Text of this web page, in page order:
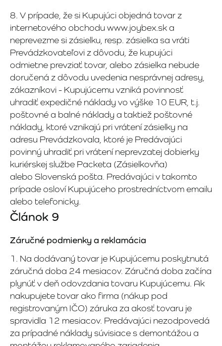
8. V prípade, že si Kupujúci objedná tovar z
internetového obchodu www.joybex.sk a
neprevezme si zásielku, resp. zásielka sa vráti
Prevádzkovateľovi z dôvodu, že kupujúci
odmietne prevziať tovar, alebo zásielka nebude
doručená z dôvodu uvedenia nesprávnej adresy,
zákazníkovi - Kupujúcemu vzniká povinnosť
uhradiť expedičné náklady vo výške 10 EUR, t.j.
poštovné a balné náklady a taktiež poštovné
náklady, ktoré vznikajú pri vrátení zásielky na
adresu Prevádzkovala, ktoré je Predávajúci
povinný uhradiť pri vrátení neprevzatej dobierky
kuriérskej službe Packeta (Zásielkovňa)
alebo Slovenská pošta. Predávajúci v takomto
prípade osloví Kupujúceho prostredníctvom emailu
alebo telefonicky.
Článok 9
Záručné podmienky a reklamácia
1. Na dodávaný tovar je Kupujúcemu poskytnutá
záručná doba 24 mesiacov. Záručná doba začína
plynúť v deň odovzdania tovaru Kupujúcemu. Ak
nakupujete tovar ako firma (nákup pod
registrovaným IČO) záruka za akosť tovaru je
spravidla 12 mesiacov. Predávajúci nezodpovedá
za prípadné náklady súvisiace s demontážou a